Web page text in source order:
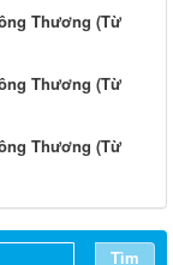
Thương (Từ
Thương (Từ
Thương (Từ
Tìm